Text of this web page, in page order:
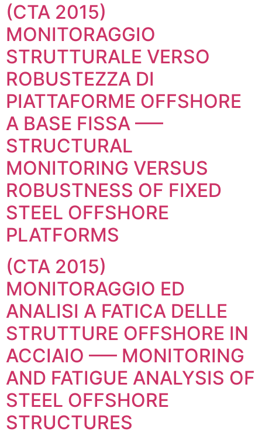
(CTA 2015)
MONITORAGGIO
STRUTTURALE VERSO
ROBUSTEZZA DI
PIATTAFORME OFFSHORE
A BASE FISSA —–
STRUCTURAL
MONITORING VERSUS
ROBUSTNESS OF FIXED
STEEL OFFSHORE
PLATFORMS
(CTA 2015)
MONITORAGGIO ED
ANALISI A FATICA DELLE
STRUTTURE OFFSHORE IN
ACCIAIO —– MONITORING
AND FATIGUE ANALYSIS OF
STEEL OFFSHORE
STRUCTURES